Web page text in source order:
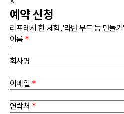
예약 신청
리프레시 한 체험, '라탄 무드 등 만들기'
이름 *
회사명
이메일 *
연락처 *